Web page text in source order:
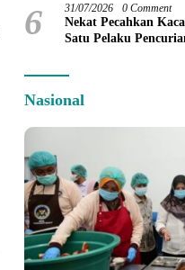
6 31/07/2026 0 Comment
Nekat Pecahkan
Satu Pelaku
Nasional